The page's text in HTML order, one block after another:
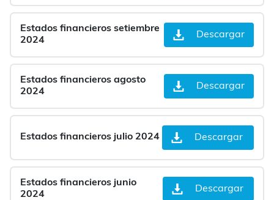
Estados financieros setiembre
2024
Descargar
Estados financieros agosto
2024
Descargar
Estados financieros julio 2024 Descargar
Estados financieros junio
2024
Descargar